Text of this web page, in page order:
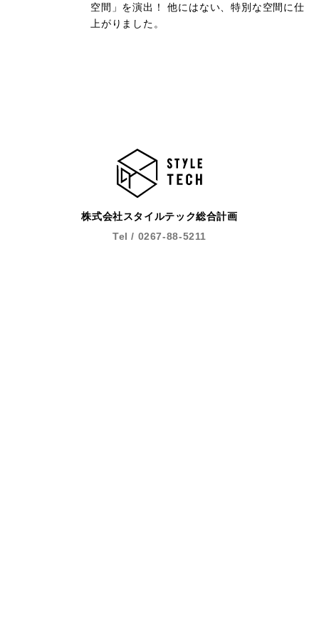
空間」を演出！ 他にはない、特別な空間に仕
上がりました。
株式会社スタイルテック総合計画
Tel / 0267-88-5211